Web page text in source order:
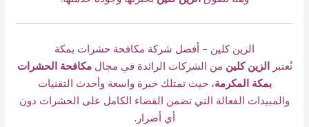
الزين كلين – أفضل شركة مكافحة حشرات بمكة
تُعتبرالزين كلين من الشركات الرائدة في مجالمكافحة الحشرات
بمكة المكرمة، حيث تمتلك خبرة واسعة وأحدث التقنيات
والمبيدات الفعالة التي تضمن القضاء الكامل على الحشرات دون
أي أضرار.